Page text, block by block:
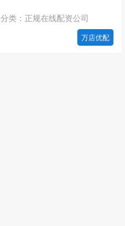
分类：正规在线配资公司
万店优配